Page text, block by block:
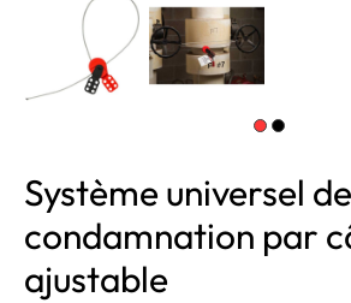
Système universel de
condamnation par
ajustable